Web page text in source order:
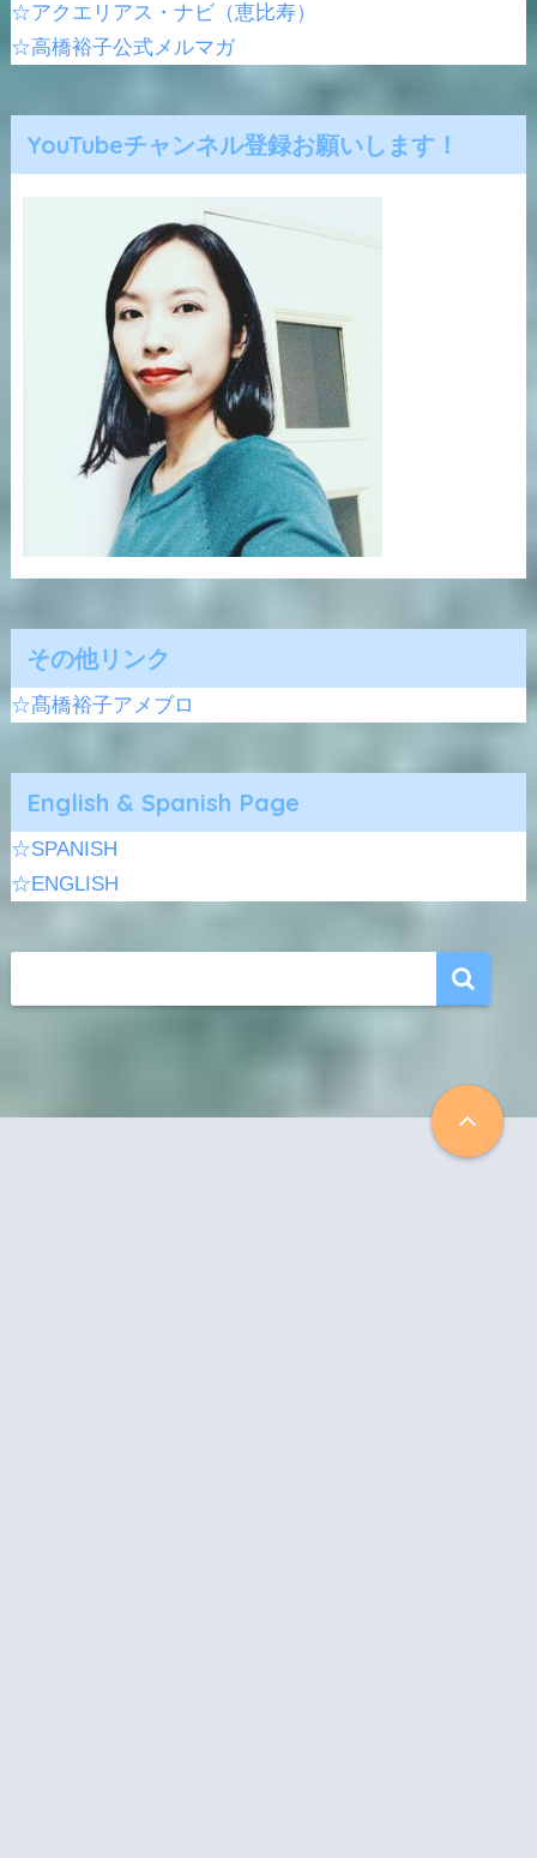
☆アクエリアス・ナビ（恵比寿）
☆高橋裕子公式メルマガ
YouTubeチャンネル登録お願いします！
その他リンク
☆髙橋裕子アメブロ
English & Spanish Page
☆SPANISH
☆ENGLISH